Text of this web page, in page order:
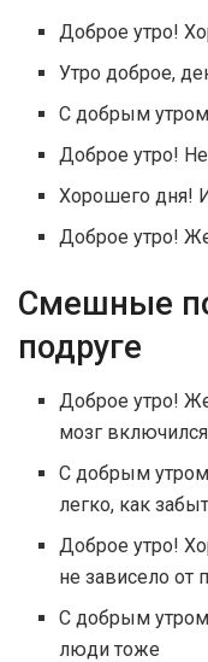
Доброе утро!
Утро доброе,
С добрым
Доброе утро!
Хорошего дня!
Доброе утро!
Смешные
подруге
Доброе утро!
мозг
С добрым
легко, как
Доброе утро!
не зависело от
С добрым
люди тоже